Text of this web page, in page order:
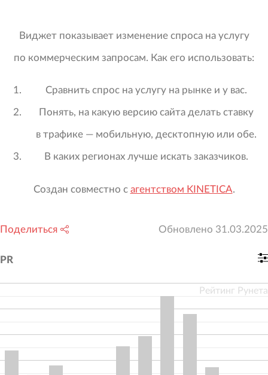
Виджет показывает изменение спроса на услугу
по коммерческим запросам. Как его использовать:
Сравнить спрос на услугу на рынке и у вас.
Понять, на какую версию сайта делать ставку
в трафике — мобильную, десктопную или обе.
В каких регионах лучше искать заказчиков.
Создан совместно с агентством KINETICA.
Поделиться Обновлено 31.03.2025
PR
Рейтинг Рунета